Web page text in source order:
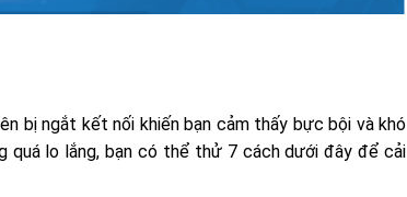
bị ngắt kết nối khiến bạn cảm thấy bực bội và khó
quá lo lắng, bạn có thể thử 7 cách dưới đây để cải